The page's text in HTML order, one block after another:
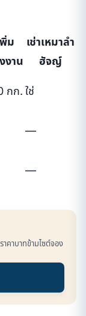
พิ่ม
งาน
เช่าเหมาลำ
ฮัจญ์
กก. ใช่
—
—
คาบาทข้ามไซต์จอง